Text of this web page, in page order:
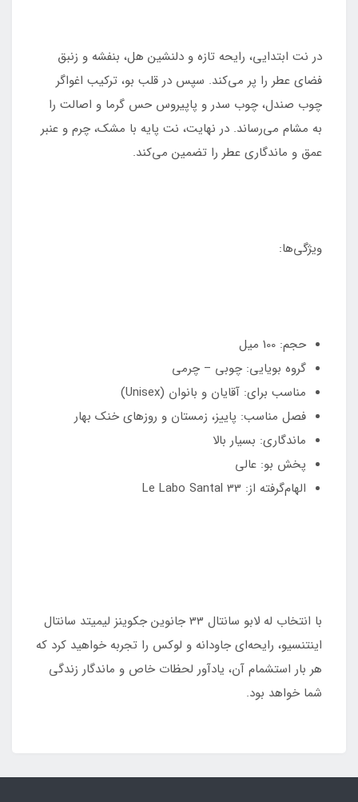
در نت ابتدایی، رایحه تازه و دلنشین هل، بنفشه و زنبق
فضای عطر را پر می‌کند. سپس در قلب بو، ترکیب اغواگر
چوب صندل، چوب سدر و پاپیروس حس گرما و اصالت را
به مشام می‌رساند. در نهایت، نت پایه با مشک، چرم و عنبر
عمق و ماندگاری عطر را تضمین می‌کند.
ویژگی‌ها:
حجم: 100 میل
گروه بویایی: چوبی – چرمی
مناسب برای: آقایان و بانوان (Unisex)
فصل مناسب: پاییز، زمستان و روزهای خنک بهار
ماندگاری: بسیار بالا
پخش بو: عالی
الهام‌گرفته از: Le Labo Santal 33
با انتخاب له لابو سانتال 33 جانوین جکوینز لیمیتد سانتال
اینتنسیو، رایحه‌ای جاودانه و لوکس را تجربه خواهید کرد که
هر بار استشمام آن، یادآور لحظات خاص و ماندگار زندگی
شما خواهد بود.